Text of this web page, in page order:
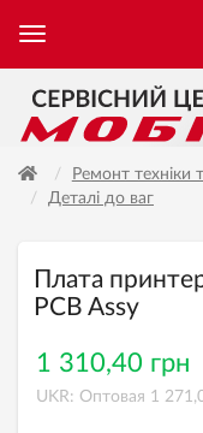
Ремонт техніки
Деталі до ваг
Плата
PCB Assy
1 310,40 грн
UKR: Оптовая 1